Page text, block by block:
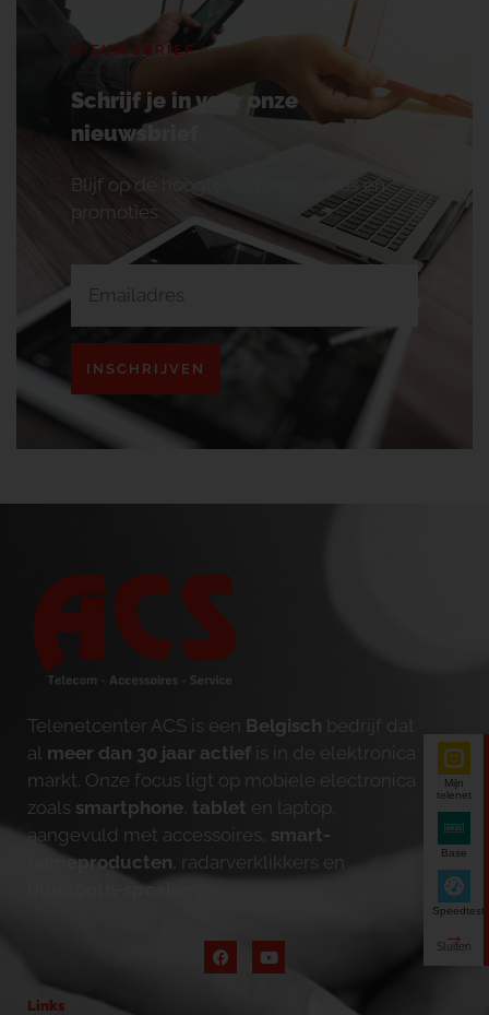
NIEUWSBRIEF
Schrijf je in voor onze
nieuwsbrief
Blijf op de hoogte van onze acties en
promoties.
INSCHRIJVEN
Telenetcenter ACS is een Belgisch bedrijf dat
al meer dan 30 jaar actief is in de elektronica
markt. Onze focus ligt op mobiele electronica
zoals smartphone tablet en laptop,
aangevuld met accessoires, smart-
homeproducten , radarverklikkers en
bluetooth-speakers
Links
Mijn
telenet
Base
Speedtest